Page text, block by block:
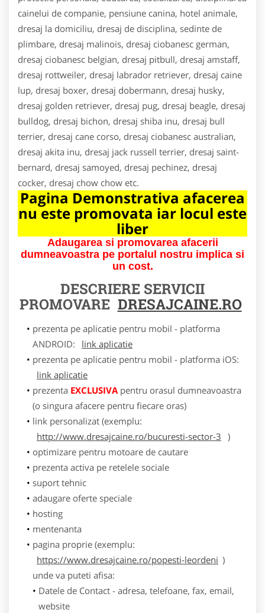
cainelui de companie, pensiune canina, hotel animale,
dresaj la domiciliu, dresaj de disciplina, sedinte de
plimbare, dresaj malinois, dresaj ciobanesc german,
dresaj ciobanesc belgian, dresaj pitbull, dresaj amstaff,
dresaj rottweiler, dresaj labrador retriever, dresaj caine
lup, dresaj boxer, dresaj dobermann, dresaj husky,
dresaj golden retriever, dresaj pug, dresaj beagle, dresaj
bulldog, dresaj bichon, dresaj shiba inu, dresaj bull
terrier, dresaj cane corso, dresaj ciobanesc australian,
dresaj akita inu, dresaj jack russell terrier, dresaj saint-
bernard, dresaj samoyed, dresaj pechinez, dresaj
cocker, dresaj chow chow etc.
Pagina Demonstrativa afacerea
nu este promovata iar locul este
liber
Adaugarea si promovarea afacerii
dumneavoastra pe portalul nostru implica si
un cost.
DESCRIERE SERVICII
PROMOVARE DRESAJCAINE.RO
prezenta pe aplicatie pentru mobil - platforma
ANDROID:
link aplicatie
prezenta pe aplicatie pentru mobil - platforma iOS:
link aplicatie
prezenta EXCLUSIVApentru orasul dumneavoastra
(o singura afacere pentru fiecare oras)
link personalizat (exemplu:
http://www.dresajcaine.ro/bucuresti-sector-3 )
optimizare pentru motoare de cautare
prezenta activa pe retelele sociale
suport tehnic
adaugare oferte speciale
hosting
mentenanta
pagina proprie (exemplu:
https://www.dresajcaine.ro/popesti-leordeni )
unde va puteti afisa:
Datele de Contact - adresa, telefoane, fax, email,
website